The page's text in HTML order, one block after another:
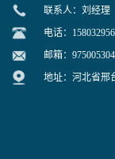
联系人：刘经理
电话：
邮箱：
地址：河北省邢